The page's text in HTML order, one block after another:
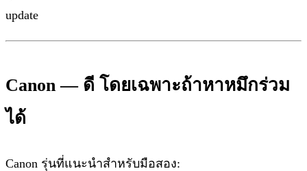
update
Canon — ดี โดยเฉพาะถ้าหาหมึกร่วม
ได้
Canon รุ่นที่แนะนำสำหรับมือสอง: